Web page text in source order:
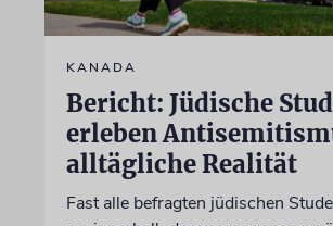
KANADA
Bericht: Jüdische
erleben
alltägliche Realität
Fast alle befragten jüdischen